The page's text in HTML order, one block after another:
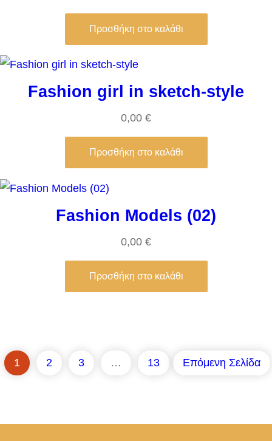
Προσθήκη στο καλάθι
Fashion girl in sketch-style
0,00 €
Προσθήκη στο καλάθι
Fashion Models (02)
0,00 €
Προσθήκη στο καλάθι
1 2 3 … 13 Επόμενη Σελίδα